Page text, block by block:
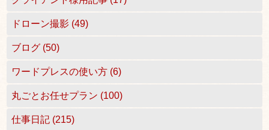
ドローン撮影 (49)
ブログ (50)
ワードプレスの使い方 (6)
丸ごとお任せプラン (100)
仕事日記 (215)